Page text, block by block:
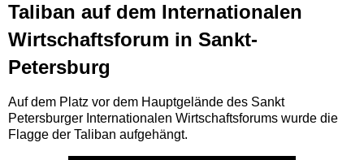
Taliban auf dem Internationalen
Wirtschaftsforum in Sankt-
Petersburg
Auf dem Platz vor dem Hauptgelände des Sankt
Petersburger Internationalen Wirtschaftsforums wurde die
Flagge der Taliban aufgehängt.